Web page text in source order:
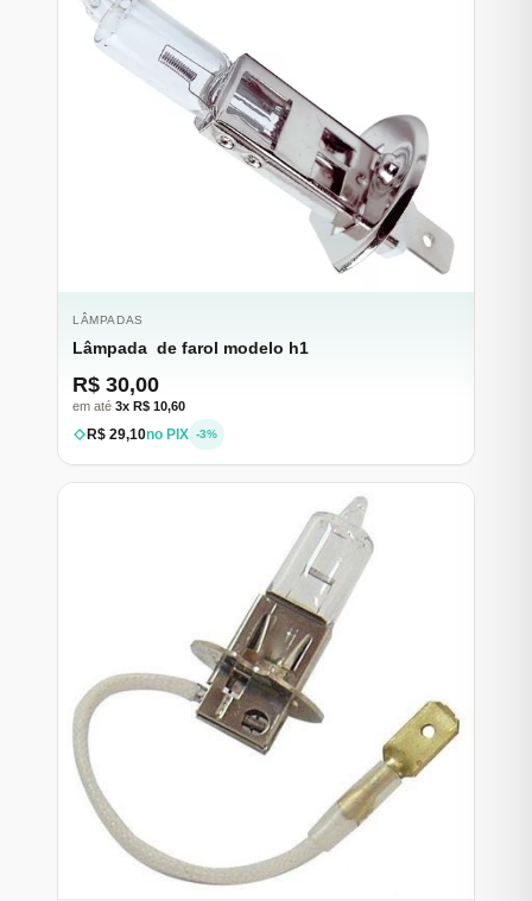
LÂMPADAS
Lâmpada de farol modelo h1
R$ 30,00
em até 3x R$ 10,60
R$ 29,10no PIX -3%